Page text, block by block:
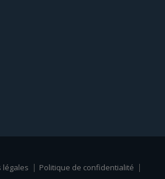
légales
Politique de confidentialité